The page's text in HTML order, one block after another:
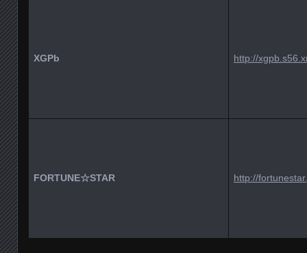
XGPb http://
FORTUNE☆STAR http://